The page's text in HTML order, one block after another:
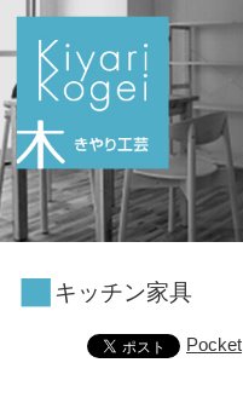
コンテンツへスキップ
キッチン家具
Pocket